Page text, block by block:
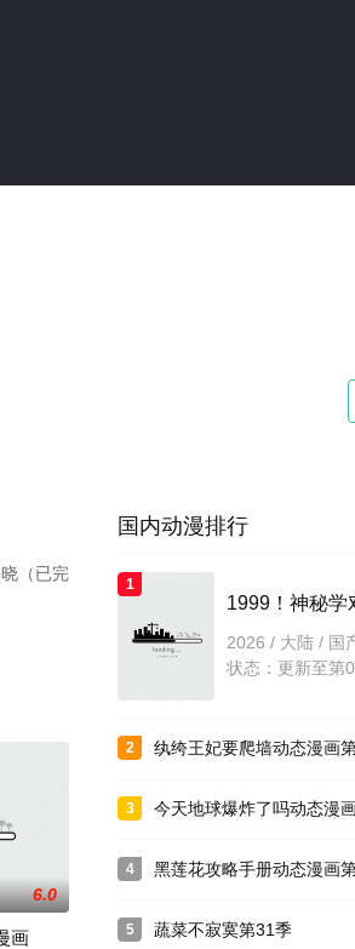
（已完
6.0
画
国内动漫排行
1
1999！神秘学
2026 / 大陆 / 国
状态：更新至第
2 纨绔王妃要爬墙动态漫画
3 今天地球爆炸了吗动态漫
4 黑莲花攻略手册动态漫画
5 蔬菜不寂寞第31季